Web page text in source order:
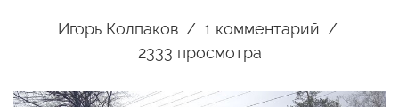
Игорь Колпаков 1 комментарий
2333 просмотра